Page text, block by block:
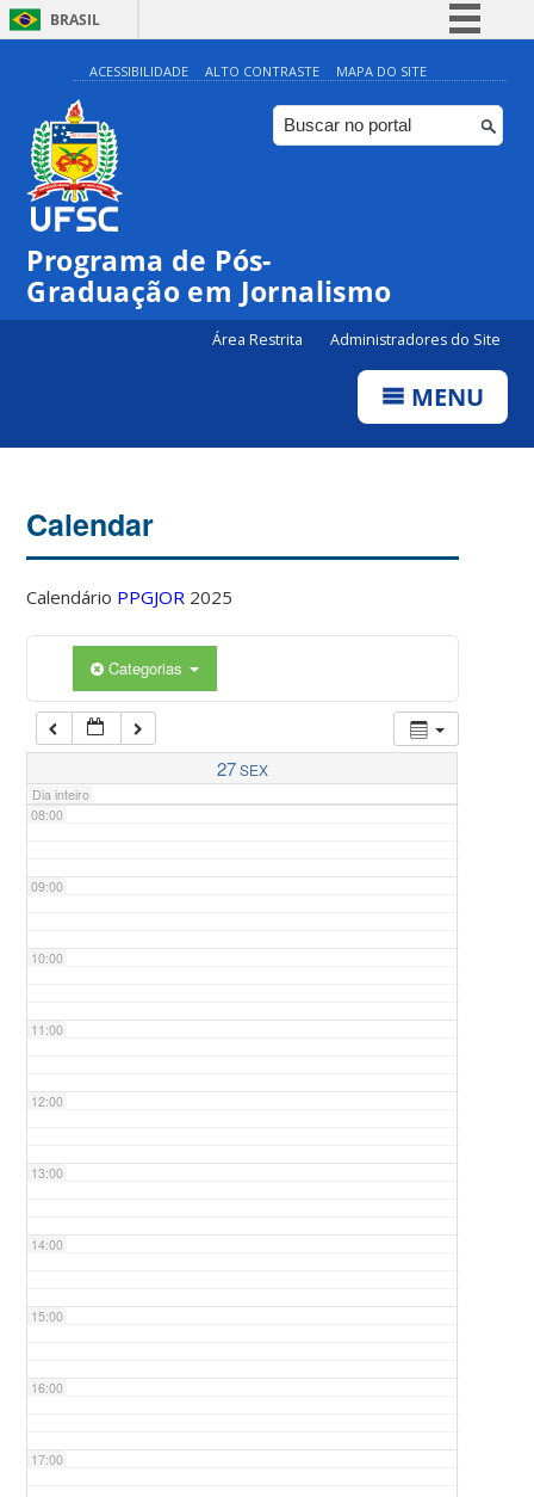
BRASIL
Simplifique!
Comunica BR
Participe
ACESSIBILIDADE ALTO CONTRASTE MAPA DO SITE
Programa de Pós-
Graduação em Jornalismo
Área Restrita Administradores do Site
MENU
Calendar
Calendário PPGJOR 2025
Categorias
27SEX
Dia inteiro
04:00
05:00
07:00
08:00
09:00
10:00
11:00
12:00
13:00
14:00
15:00
16:00
17:00